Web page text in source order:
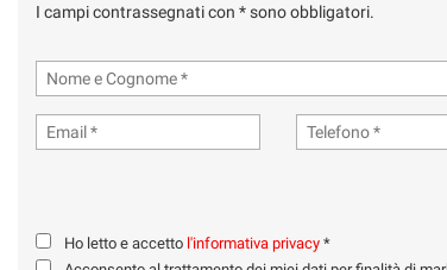
I campi contrassegnati con * sono obbligatori.
Ho letto e accetto l'informativa privacy *